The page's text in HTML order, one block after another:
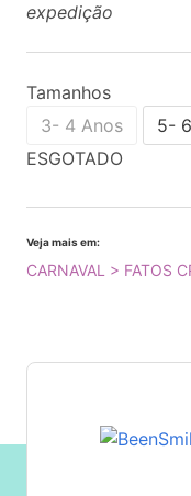
expedição
Tamanhos
3- 4 Anos
5-
ESGOTADO
Veja mais em:
CARNAVAL > FATOS